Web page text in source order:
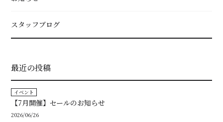
スタッフブログ
最近の投稿
イベント
【7月開催】セールのお知らせ
2026/06/26